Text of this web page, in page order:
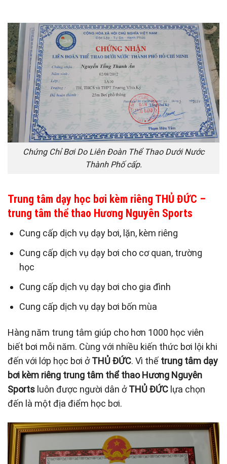
Chứng Chỉ Bơi Do Liên Đoàn Thể Thao Dưới Nước
Thành Phố cấp.
Trung tâm dạy học bơi kèm riêng THỦ ĐỨC –
trung tâm thể thao Hương Nguyên Sports
Cung cấp dịch vụ dạy bơi, lặn, kèm riêng
Cung cấp dịch vụ dạy bơi cho cơ quan, trường
học
Cung cấp dịch vụ dạy bơi cho gia đình
Cung cấp dịch vụ dạy bơi bốn mùa
Hàng năm trung tâm giúp cho hơn 1000 học viên
biết bơi mỗi năm. Cùng với nhiều kiến thức bơi lội khi
đến với lớp học bơi ởTHỦ ĐỨC. Vì thế trung tâm dạy
bơi kèm riêng trung tâm thể thao Hương Nguyên
Sports luôn được người dân ởTHỦ ĐỨC lựa chọn
đến là một địa điểm học bơi.